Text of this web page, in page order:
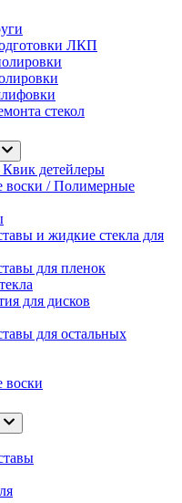
ЛКП
стекол
детейлеры
воски / Полимерные
и жидкие стекла для
для пленок
для дисков
для остальных
воски